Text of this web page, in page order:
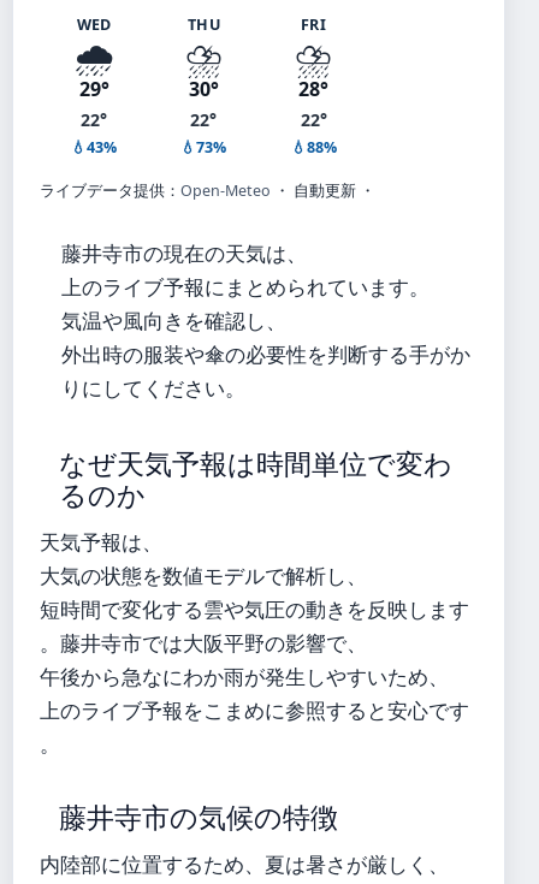
WED
🌧️
29°
22°
💧43%
THU
⛈️
30°
22°
💧73%
FRI
⛈️
28°
22°
💧88%
ライブデータ提供： Open-Meteo ・ 自動更新 ・
藤井寺市の現在の天気は、
上のライブ予報にまとめられています。
気温や風向きを確認し、
外出時の服装や傘の必要性を判断する手がか
りにしてください。
なぜ天気予報は時間単位で変わ
るのか
天気予報は、
大気の状態を数値モデルで解析し、
短時間で変化する雲や気圧の動きを反映します
。藤井寺市では大阪平野の影響で、
午後から急なにわか雨が発生しやすいため、
上のライブ予報をこまめに参照すると安心です
。
藤井寺市の気候の特徴
内陸部に位置するため、夏は暑さが厳しく、